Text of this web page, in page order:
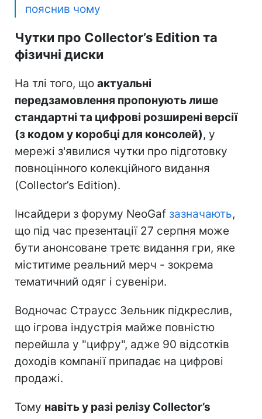
пояснив чому
Чутки про Collector’s Edition та
фізичні диски
На тлі того, що актуальні
передзамовлення пропонують лише
стандартні та цифрові розширені версії
(з кодом у коробці для консолей), у
мережі з'явилися чутки про підготовку
повноцінного колекційного видання
(Collector’s Edition).
Інсайдери з форуму NeoGaf зазначають,
що під час презентації 27 серпня може
бути анонсоване третє видання гри, яке
міститиме реальний мерч - зокрема
тематичний одяг і сувеніри.
Водночас Страусс Зельник підкреслив,
що ігрова індустрія майже повністю
перейшла у "цифру", адже 90 відсотків
доходів компанії припадає на цифрові
продажі.
Тому навіть у разі релізу Collector’s